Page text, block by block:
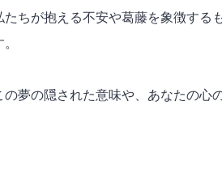
ちが抱える不安や葛藤を象徴する
の夢の隠された意味や、あなたの心